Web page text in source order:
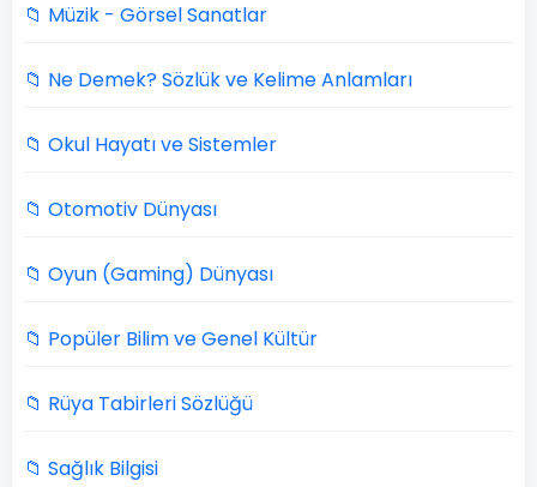
📁 Müzik - Görsel Sanatlar
📁 Ne Demek? Sözlük ve Kelime Anlamları
📁 Okul Hayatı ve Sistemler
📁 Otomotiv Dünyası
📁 Oyun (Gaming) Dünyası
📁 Popüler Bilim ve Genel Kültür
📁 Rüya Tabirleri Sözlüğü
📁 Sağlık Bilgisi